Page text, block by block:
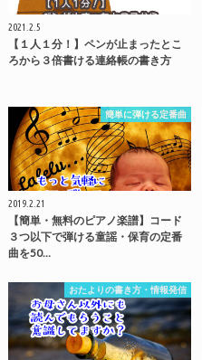
2021.2.5
【１人１分！】ペンが止まったとこ
ろから３倍書ける連絡帳の書き方
簡単に弾ける定番曲
2019.2.21
【簡単・無料のピアノ楽譜】コード
３つ以下で弾ける童謡・保育の定番
曲を50…
おたよりの書き方・情報発信